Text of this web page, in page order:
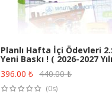
ÜRÜN SATIN AL
Planlı Hafta İçi Ödevleri
Yeni Baskı ! ( 2026-2027
396.00 ₺ 440.00₺
(0s)